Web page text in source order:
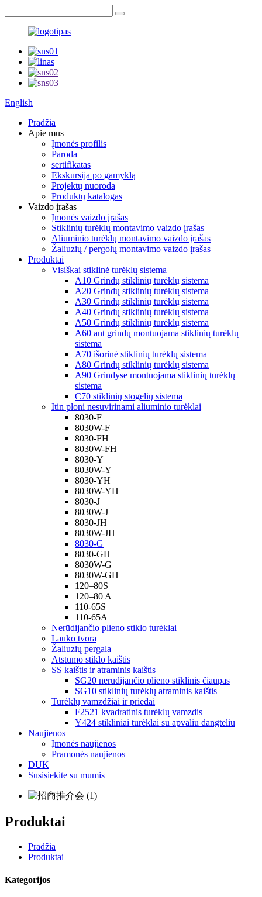
English
Pradžia
Apie mus
Įmonės profilis
Paroda
sertifikatas
Ekskursija po gamyklą
Projektų nuoroda
Produktų katalogas
Vaizdo įrašas
Įmonės vaizdo įrašas
Stiklinių turėklų montavimo vaizdo įrašas
Aliuminio turėklų montavimo vaizdo įrašas
Žaliuzių / pergolų montavimo vaizdo įrašas
Produktai
Visiškai stiklinė turėklų sistema
A10 Grindų stiklinių turėklų sistema
A20 Grindų stiklinių turėklų sistema
A30 Grindų stiklinių turėklų sistema
A40 Grindų stiklinių turėklų sistema
A50 Grindų stiklinių turėklų sistema
A60 ant grindų montuojama stiklinių turėklų
sistema
A70 išorinė stiklinių turėklų sistema
A80 Grindų stiklinių turėklų sistema
A90 Grindyse montuojama stiklinių turėklų
sistema
C70 stiklinių stogelių sistema
Itin ploni nesuvirinami aliuminio turėklai
8030-F
8030W-F
8030-FH
8030W-FH
8030-Y
8030W-Y
8030-YH
8030W-YH
8030-J
8030W-J
8030-JH
8030W-JH
8030-G
8030-GH
8030W-G
8030W-GH
120–80S
120–80 A
110-65S
110-65A
Nerūdijančio plieno stiklo turėklai
Lauko tvora
Žaliuzių pergala
Atstumo stiklo kaištis
SS kaištis ir atraminis kaištis
SG20 nerūdijančio plieno stiklinis čiaupas
SG10 stiklinių turėklų atraminis kaištis
Turėklų vamzdžiai ir priedai
F2521 kvadratinis turėklų vamzdis
Y424 stikliniai turėklai su apvaliu dangteliu
Naujienos
Įmonės naujienos
Pramonės naujienos
DUK
Susisiekite su mumis
Produktai
Pradžia
Produktai
Kategorijos